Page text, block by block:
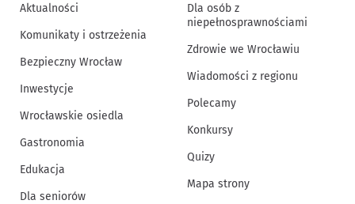
Aktualności
Komunikaty i ostrzeżenia
Bezpieczny Wrocław
Inwestycje
Wrocławskie osiedla
Gastronomia
Edukacja
Dla seniorów
Dla osób z
niepełnosprawnościami
Zdrowie we Wrocławiu
Wiadomości z regionu
Polecamy
Konkursy
Quizy
Mapa strony